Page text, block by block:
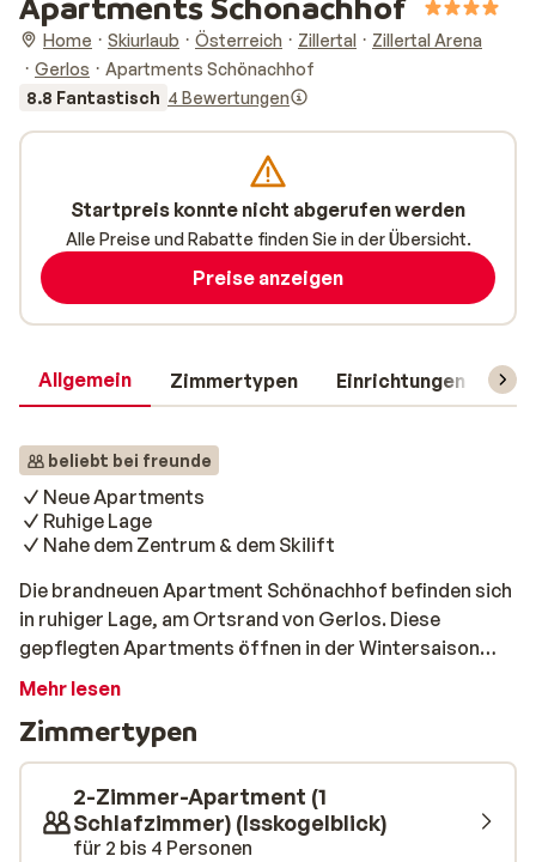
Home Skiurlaub Österreich Zillertal
Zillertal Arena
Gerlos
Apartments Schönachhof
8.8 Fantastisch 4 Bewertungen
Allgemein Zimmertypen Einrichtungen
beliebt bei freunde
Neue Apartments
Ruhige Lage
Nahe dem Zentrum & dem Skilift
Die brandneuen Apartment Schönachhof befinden sich
in ruhiger Lage, am Ortsrand von Gerlos. Diese
gepflegten Apartments öffnen in der Wintersaison
2019/2020 erstmals ihre Türen. Die Apartments sind
ausgedehnten Skitag können Sie sich in Ihrem
gemütlichen Aartment entspannen. Die Isskogelbahn
ist nur 500 m entfernt und das Zentrum von Gerlos mit
vielen Bars, Geschäften und Restaurants ist 800 m
entfernt.
Mehr lesen
Zimmertypen
2-Zimmer-Apartment (1
Schlafzimmer) (Isskogelblick)
für 2 bis 4 Personen
Startpreis konnte nicht abgerufen werden
Alle Preise und Rabatte finden Sie in der Übersicht.
Preise anzeigen